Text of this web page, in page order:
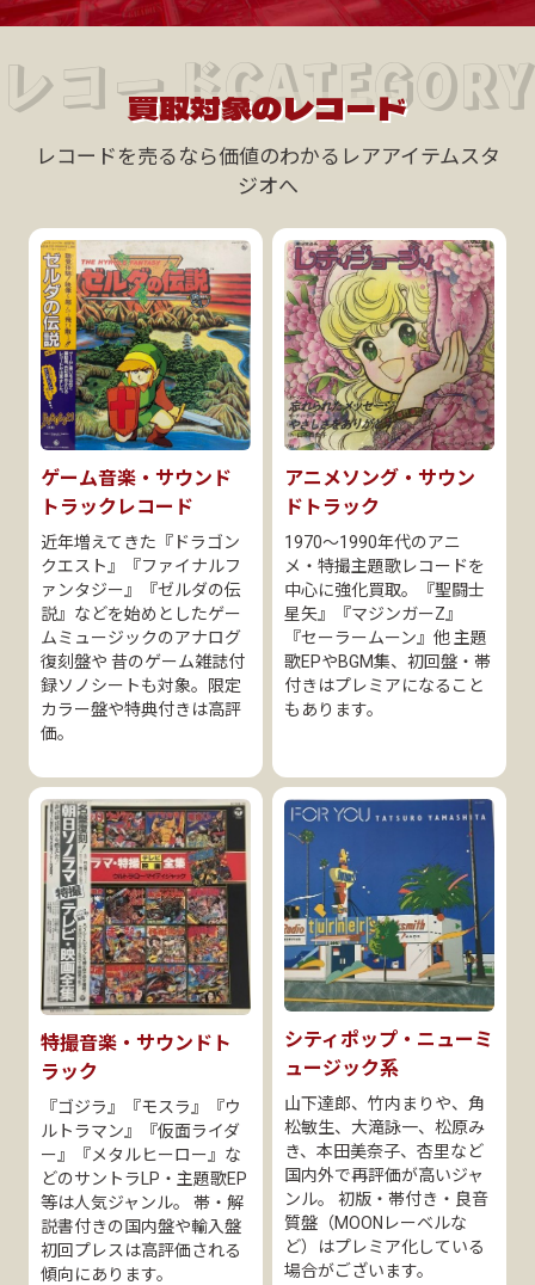
レコードCATEGORY
買取対象のレコード
レコードを売るなら価値のわかるレアアイテムスタ
ジオへ
ゲーム音楽・サウンド
トラックレコード
近年増えてきた『ドラゴン
クエスト』『ファイナルフ
ァンタジー』『ゼルダの伝
説』などを始めとしたゲー
ムミュージックのアナログ
復刻盤や 昔のゲーム雑誌付
録ソノシートも対象。限定
カラー盤や特典付きは高評
価。
アニメソング・サウン
ドトラック
1970〜1990年代のアニ
メ・特撮主題歌レコードを
中心に強化買取。『聖闘士
星矢』『マジンガーZ』
『セーラームーン』他 主題
歌EPやBGM集、初回盤・帯
付きはプレミアになること
もあります。
特撮音楽・サウンドト
ラック
『ゴジラ』『モスラ』『ウ
ルトラマン』『仮面ライダ
ー』『メタルヒーロー』な
どのサントラLP・主題歌EP
等は人気ジャンル。 帯・解
説書付きの国内盤や輸入盤
初回プレスは高評価される
傾向にあります。
シティポップ・ニューミ
ュージック系
山下達郎、竹内まりや、角
松敏生、大滝詠一、松原み
き、本田美奈子、杏里など
国内外で再評価が高いジャ
ンル。 初版・帯付き・良音
質盤（MOONレーベルな
ど）はプレミア化している
場合がございます。